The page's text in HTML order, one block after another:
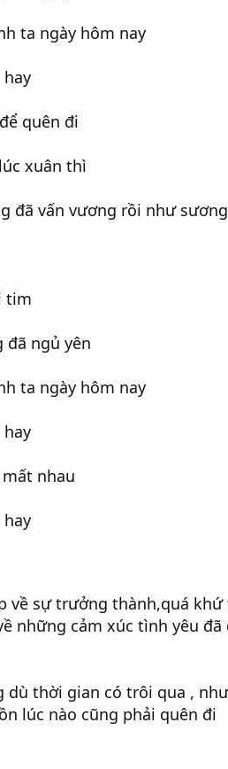
ta ngày hôm nay
quên đi
xuân thì
đã vấn vương rồi như sương
tim
đã ngủ yên
ta ngày hôm nay
nhau
về sự trưởng thành,quá
những cảm xúc tình yêu
thời gian có trôi qua ,
lúc nào cũng phải quên đi